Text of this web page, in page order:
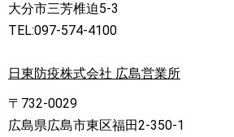
大分市三芳椎迫5-3
TEL:097-574-4100
日東防疫株式会社 広島営業所
〒732-0029
広島県広島市東区福田2-350-1